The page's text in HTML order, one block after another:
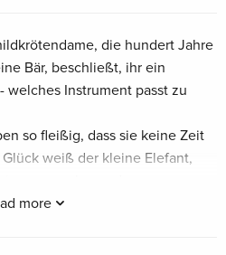
more
die hundert Jahre
Bär, beschließt, ihr ein
welches Instrument passt zu
so fleißig, dass sie keine Zeit
weiß der kleine Elefant,